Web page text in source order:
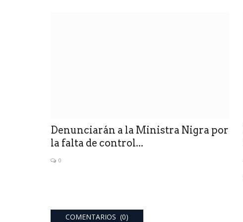
Denunciarán a la Ministra Nigra por
la falta de control...
0
COMENTARIOS (0)